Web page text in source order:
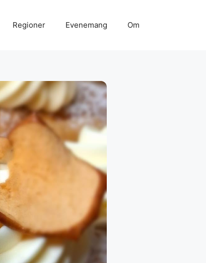
Regioner Evenemang Om